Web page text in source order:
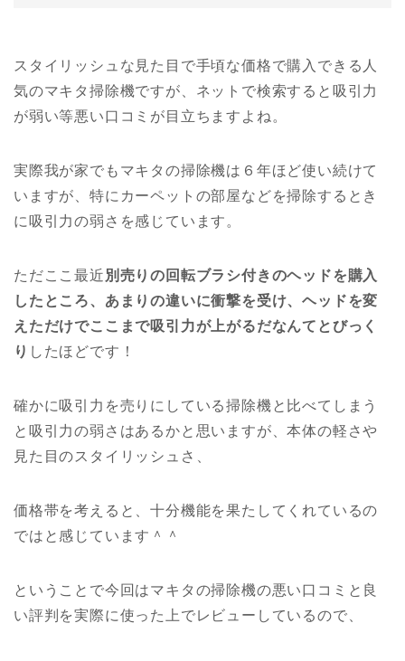
スタイリッシュな見た目で手頃な価格で購入できる人
気のマキタ掃除機ですが、ネットで検索すると吸引力
が弱い等悪い口コミが目立ちますよね。
実際我が家でもマキタの掃除機は６年ほど使い続けて
いますが、特にカーペットの部屋などを掃除するとき
に吸引力の弱さを感じています。
ただここ最近 別売りの回転ブラシ付きのヘッドを購入
したところ、あまりの違いに衝撃を受け、ヘッドを変
えただけでここまで吸引力が上がるだなんてとびっく
り したほどです！
確かに吸引力を売りにしている掃除機と比べてしまう
と吸引力の弱さはあるかと思いますが、本体の軽さや
見た目のスタイリッシュさ、
価格帯を考えると、十分機能を果たしてくれているの
ではと感じています＾＾
ということで今回はマキタの掃除機の悪い口コミと良
い評判を実際に使った上でレビューしているので、